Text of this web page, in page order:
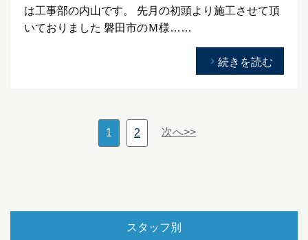
は工事部の内山です。 先月の初頭より施工させて頂
いておりました 磐田市のＭ様……
続きを読む
1 2 次へ>>
スタッフ別